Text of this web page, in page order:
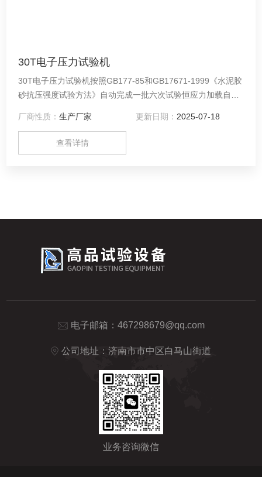
30T电子压力试验机
30T电子压力试验机按照GB177-85和GB17671-1999《水泥胶
砂抗压强度试验方法》自动完成一批六次试验恒应力加载自动
能*、可靠性高、操作方便等特点。主要用于水泥胶砂、混泥土
试块抗压强度试验，亦可用于橡胶垫、瓦砖、金属制品
厂商性质：生产厂家 更新日期： 2025-07-18
查看详情
电子邮箱： 467298679@qq.com
公司地址：济南市市中区白马山街道
业务咨询微信